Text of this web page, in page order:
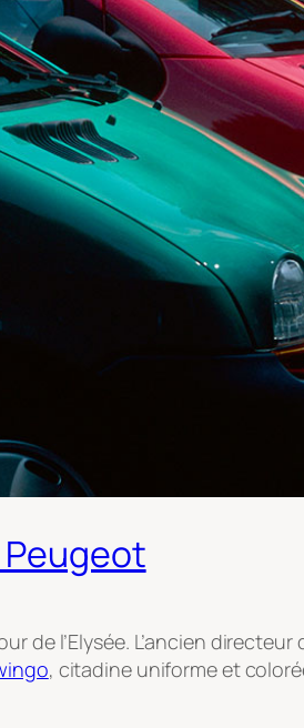
de l’Elysée. L’ancien
, citadine uniforme et